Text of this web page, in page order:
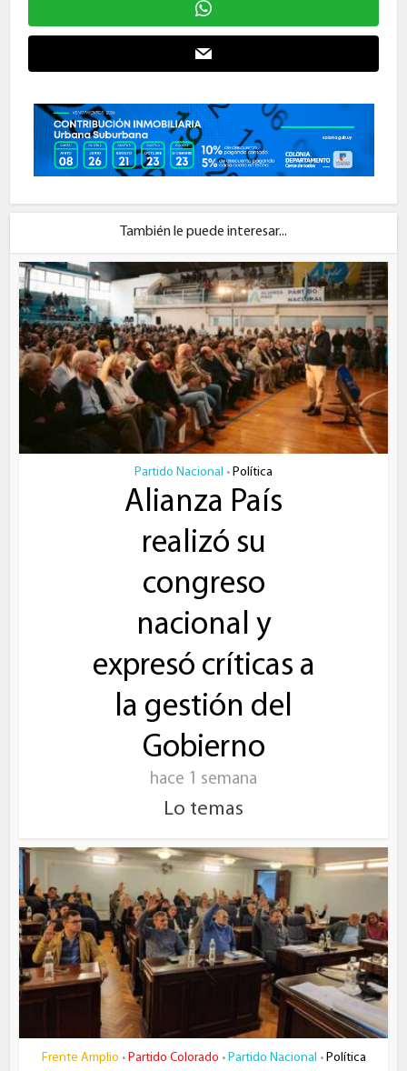
También le puede interesar...
Partido Nacional • Política
Alianza País
realizó su
congreso
nacional y
expresó críticas a
la gestión del
Gobierno
hace 1 semana
Lo temas
Frente Amplio • Partido Colorado • Partido Nacional • Política